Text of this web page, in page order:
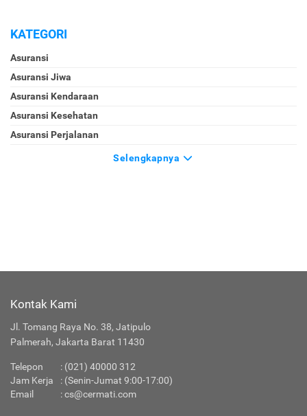
KATEGORI
Asuransi
Asuransi Jiwa
Asuransi Kendaraan
Asuransi Kesehatan
Asuransi Perjalanan
Selengkapnya
Kontak Kami
Jl. Tomang Raya No. 38, Jatipulo
Palmerah, Jakarta Barat 11430
Telepon : (021) 40000 312
Jam Kerja
: (Senin-Jumat 9:00-17:00)
Email
:cs@cermati.com